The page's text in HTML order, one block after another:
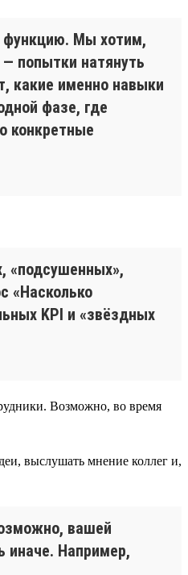
функцию. Мы хотим,
попытки натянуть
какие именно навыки
фазе, где
конкретные
«подсушенных»,
«Насколько
KPI и «звёздных
Возможно, во время
выслушать мнение коллег и,
вашей
иначе. Например,